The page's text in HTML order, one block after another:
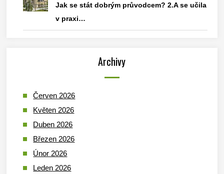
Jak se stát dobrým průvodcem? 2.A se učila
v praxi…
Archivy
Červen 2026
Květen 2026
Duben 2026
Březen 2026
Únor 2026
Leden 2026